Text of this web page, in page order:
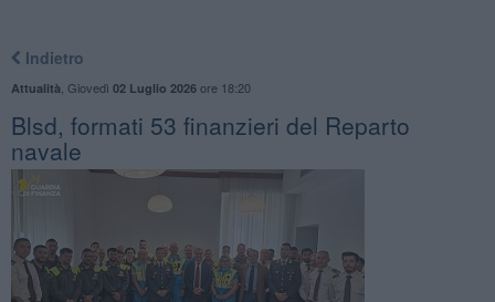
Indietro
Attualità Giovedì 02 Luglio 2026ore 18:20
Blsd, formati 53 finanzieri del Reparto
navale